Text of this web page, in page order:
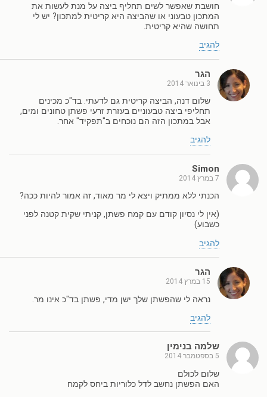
חושבת שאפשר לשים תחליף ביצה על מנת לעשות את
המתכון טבעוני או שהביצה היא קריטית למתכון? יש לי
תחושה שהיא קריטית.
להגיב
הגר
3 בינואר 2014
שלום דנה, הביצה קריטית גם לדעתי. בד"כ מכינים
תחליפי ביצה טבעוניים בעזרת זרעי פשתן טחונים ומים,
אבל במתכון הזה הם נוכחים ב"תפקיד" אחר.
להגיב
Simon
7 במרץ 2014
הכנתי ללא ממתיק ויצא לי מר מאוד, זה אמור להיות ככה?
(אין לי נסיון קודם עם קמח פשתן, קניתי שקית קטנה לפני
כשבוע)
להגיב
הגר
15 במרץ 2014
נראה לי שהפשתן שלך ישן מדי, פשתן בד"כ אינו מר.
להגיב
שלמה בנימין
5 בספטמבר 2014
שלום לכולם
האם הפשתן נחשב לדל כלוריות ביחס לקמח